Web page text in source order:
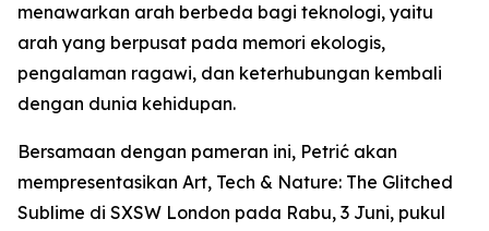
menawarkan arah berbeda bagi teknologi, yaitu
arah yang berpusat pada memori ekologis,
pengalaman ragawi, dan keterhubungan kembali
dengan dunia kehidupan.
Bersamaan dengan pameran ini, Petrić akan
mempresentasikan Art, Tech & Nature: The Glitched
Sublime di SXSW London pada Rabu, 3 Juni, pukul